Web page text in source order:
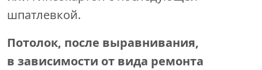
шпатлевкой.
Потолок, после выравнивания,
в зависимости от вида ремонта